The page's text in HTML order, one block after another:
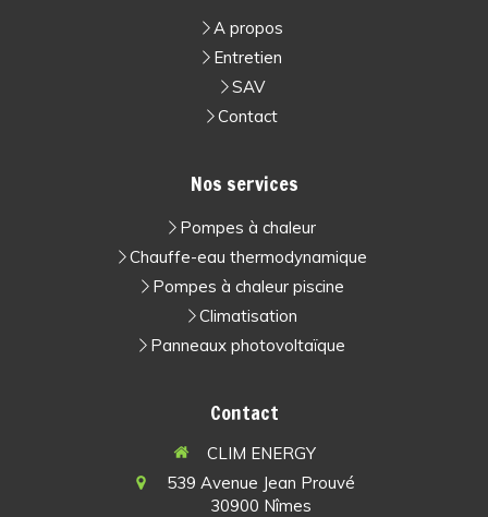
A propos
Entretien
SAV
Contact
Nos services
Pompes à chaleur
Chauffe-eau thermodynamique
Pompes à chaleur piscine
Climatisation
Panneaux photovoltaïque
Contact
CLIM ENERGY
539 Avenue Jean Prouvé
30900 Nîmes